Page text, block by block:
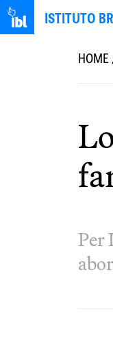
ISTITUTO
HOME
Per